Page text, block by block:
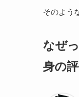
そのよう
なぜ
身の